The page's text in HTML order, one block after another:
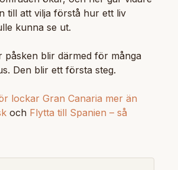
till att vilja förstå hur ett liv
kunna se ut.
påsken blir därmed för många
Den blir ett första steg.
lockar Gran Canaria mer än
och Flytta till Spanien – så